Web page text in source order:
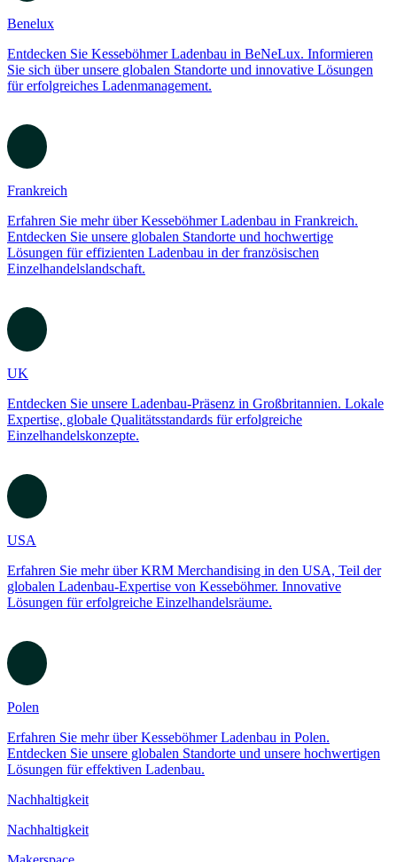
Aschach-AT
Entdecken Sie unseren Ladenbau-Produktionsstandort in Aschach,
Österreich. Hier entstehen effiziente und innovative Lösungen für
den Handel.
Benelux
Sie sich über unsere globalen Standorte und innovative Lösungen
für erfolgreiches Ladenmanagement.
Frankreich
Entdecken Sie unsere globalen Standorte und hochwertige
Lösungen für effizienten Ladenbau in der französischen
Einzelhandelslandschaft.
UK
Entdecken Sie unsere Ladenbau-Präsenz in Großbritannien. Lokale
Expertise, globale Qualitätsstandards für erfolgreiche
Einzelhandelskonzepte.
USA
Erfahren Sie mehr über KRM Merchandising in den USA, Teil der
globalen Ladenbau-Expertise von Kesseböhmer. Innovative
Lösungen für erfolgreiche Einzelhandelsräume.